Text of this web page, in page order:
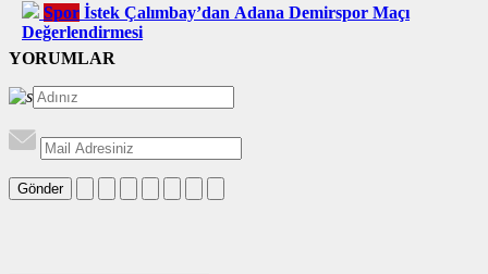
Spor İstek Çalımbay’dan Adana Demirspor Maçı
Değerlendirmesi
YORUMLAR
Gönder